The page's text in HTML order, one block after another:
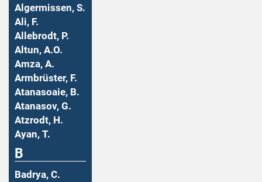
Algermissen, S.
Ali, F.
Allebrodt, P.
Altun, A.O.
Amza, A.
Armbrüster, F.
Atanasoaie, B.
Atanasov, G.
Atzrodt, H.
Ayan, T.
B
Badrya, C.